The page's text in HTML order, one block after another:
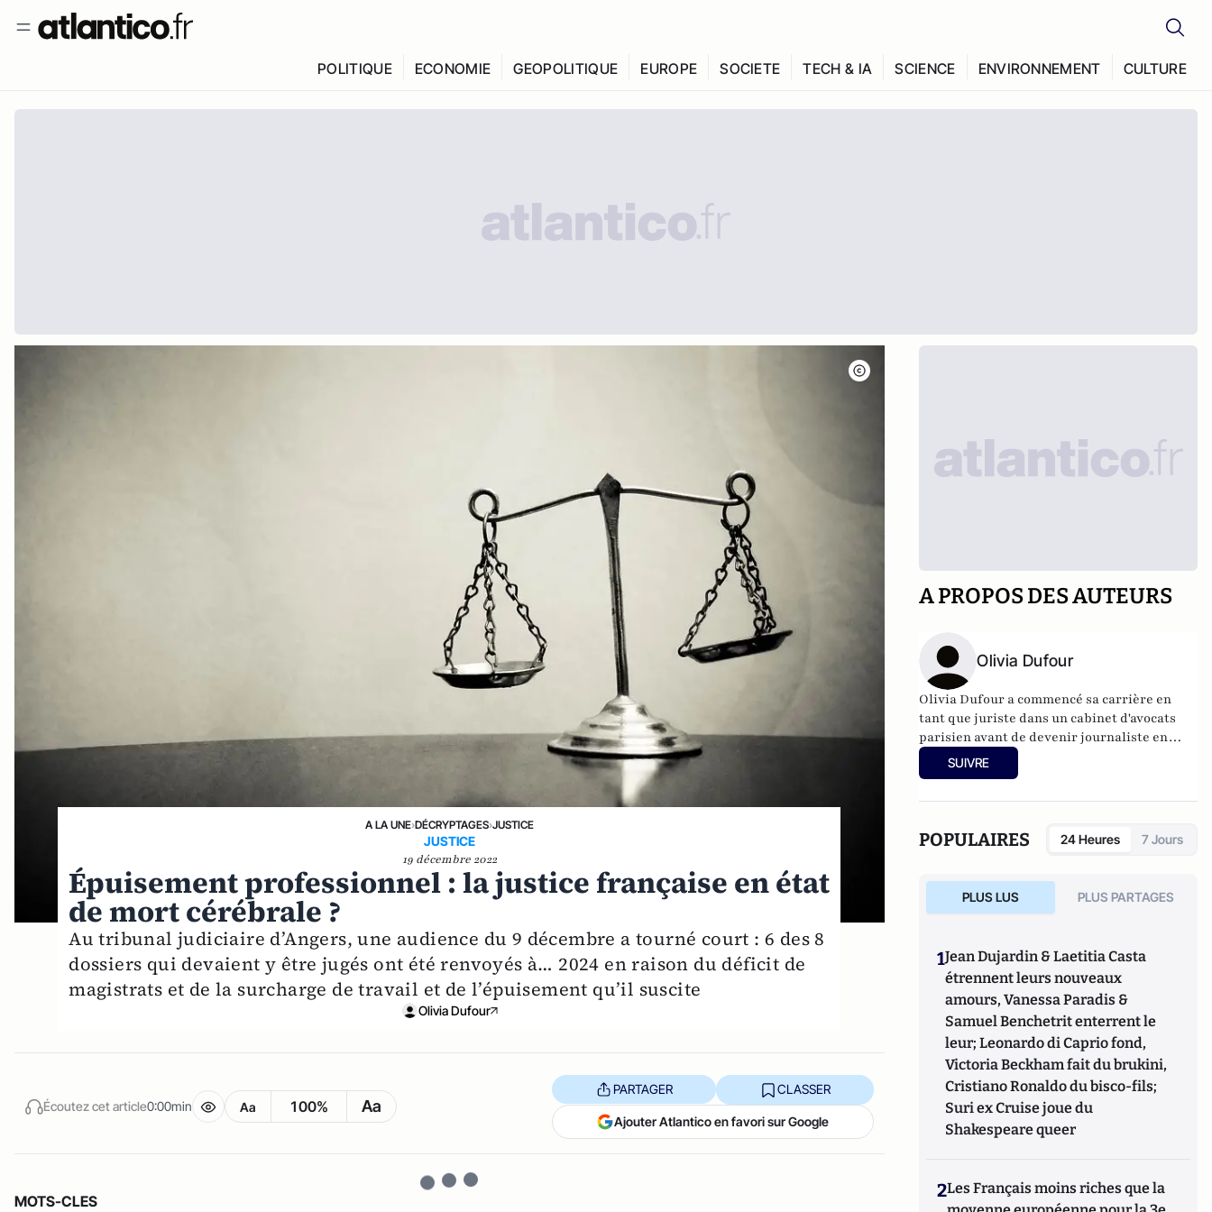
POLITIQUE ECONOMIE GEOPOLITIQUE EUROPE SOCIETE TECH & IA SCIENCE ENVIRONNEMENT CULTURE
A LA UNE›DÉCRYPTAGES›JUSTICE
JUSTICE
19 décembre 2022
Épuisement professionnel : la justice française en état
de mort cérébrale ?
Au tribunal judiciaire d’Angers, une audience du 9 décembre a tourné court : 6 des 8
dossiers qui devaient y être jugés ont été renvoyés à… 2024 en raison du déficit de
magistrats et de la surcharge de travail et de l’épuisement qu’il suscite
Olivia Dufour
Écoutez cet article0:00min Aa 100% Aa
PARTAGER CLASSER
Ajouter Atlantico en favori sur Google
MOTS-CLES
A PROPOS DES AUTEURS
Olivia Dufour
Olivia Dufour a commencé sa carrière en
tant que juriste dans un cabinet d'avocats
parisien avant de devenir journaliste en
1995. Spécialisée en droit, justice et finance,
elle est actuellement responsable du
l'auteur de « Justice, une faillite française ?
», publié en 2018 récompensé par le prix
médias, la tentation du populisme » et, en
2021, de « La justice en voie de
chez Lextenso Editions.
SUIVRE
POPULAIRES 24 Heures 7 Jours
PLUS LUS PLUS PARTAGES
1Jean Dujardin & Laetitia Casta
étrennent leurs nouveaux
amours, Vanessa Paradis &
Samuel Benchetrit enterrent le
leur; Leonardo di Caprio fond,
Victoria Beckham fait du brukini,
Cristiano Ronaldo du bisco-fils;
Suri ex Cruise joue du
Shakespeare queer
2Les Français moins riches que la